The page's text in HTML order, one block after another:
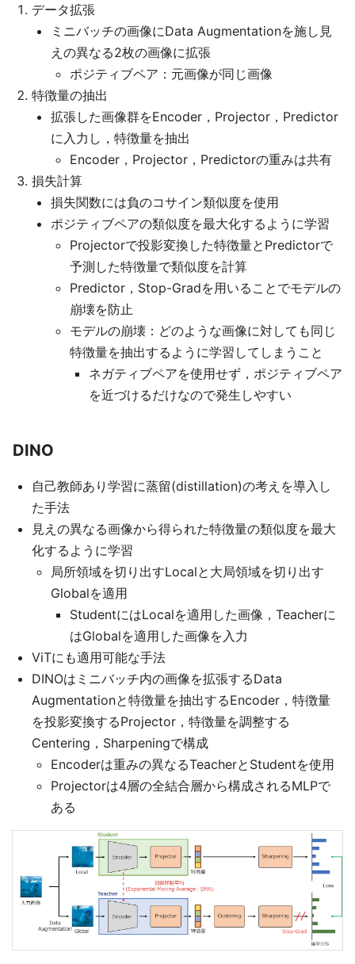
データ拡張
ミニバッチの画像にData Augmentationを施し見
えの異なる2枚の画像に拡張
ポジティブペア：元画像が同じ画像
特徴量の抽出
拡張した画像群をEncoder，Projector，Predictor
に入力し，特徴量を抽出
Encoder，Projector，Predictorの重みは共有
損失計算
損失関数には負のコサイン類似度を使用
ポジティブペアの類似度を最大化するように学習
Projectorで投影変換した特徴量とPredictorで
予測した特徴量で類似度を計算
Predictor，Stop-Gradを用いることでモデルの
崩壊を防止
モデルの崩壊：どのような画像に対しても同じ
特徴量を抽出するように学習してしまうこと
ネガティブペアを使用せず，ポジティブペア
を近づけるだけなので発生しやすい
DINO
自己教師あり学習に蒸留(distillation)の考えを導入し
た手法
見えの異なる画像から得られた特徴量の類似度を最大
化するように学習
局所領域を切り出すLocalと大局領域を切り出す
Globalを適用
StudentにはLocalを適用した画像，Teacherに
はGlobalを適用した画像を入力
ViTにも適用可能な手法
DINOはミニバッチ内の画像を拡張するData
Augmentationと特徴量を抽出するEncoder，特徴量
を投影変換するProjector，特徴量を調整する
Centering，Sharpeningで構成
Encoderは重みの異なるTeacherとStudentを使用
Projectorは4層の全結合層から構成されるMLPで
ある